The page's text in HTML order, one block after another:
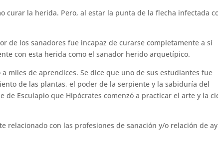
curar la herida. Pero, al estar la punta de la flecha infectada
de los sanadores fue incapaz de curarse completamente a sí
con esta herida como el sanador herido arquetípico.
miles de aprendices. Se dice que uno de sus estudiantes fue
de las plantas, el poder de la serpiente y la sabiduría del
de Esculapio que Hipócrates comenzó a practicar el arte y la
relacionado con las profesiones de sanación y/o relación de